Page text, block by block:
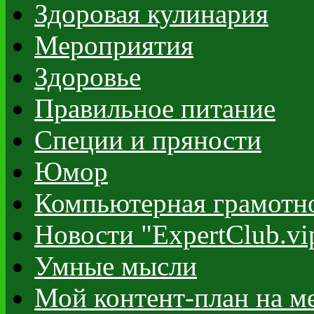
Здоровая кулинария
Мероприятия
Здоровье
Правильное питание
Специи и пряности
Юмор
Компьютерная
Новости
Умные мысли
Мой контент-план на